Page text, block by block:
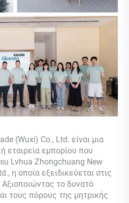
(Wuxi) Co., Ltd. είναι μια
εταιρεία εμπορίου που
Lvhua Zhongchuang New
η οποία εξειδικεύεται στις
το δυνατό
τους πόρους της μητρικής